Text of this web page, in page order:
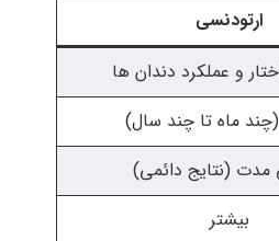
ارتودنسی
و عملکرد دندان ها
ماه تا چند سال)
مدت (نتایج دائمی)
بیشتر